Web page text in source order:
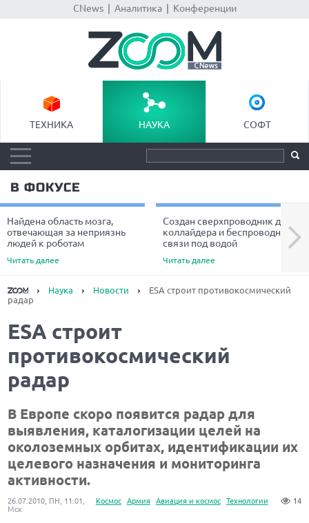
CNews| Аналитика| Конференции
ТЕХНИКА НАУКА СОФТ
В ФОКУСЕ
Найдена область мозга,
отвечающая за неприязнь
людей к роботам
Читать далее
Создан сверхпроводник для
коллайдера и беспроводной
связи под водой
Читать далее
Next
Наука Новости
ESA строит противокосмический
радар
ESA строит
противокосмический
радар
В Европе скоро появится радар для
выявления, каталогизации целей на
околоземных орбитах, идентификации их
целевого назначения и мониторинга
активности.
Космос Армия Авиация и космос Технологии 14
26.07.2010, ПН, 11:01,
Мск